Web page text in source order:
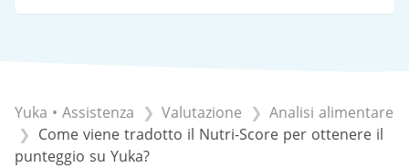
Yuka • Assistenza ​Valutazione
​Analisi alimentare
Come viene tradotto il Nutri-Score per ottenere il
punteggio su Yuka?